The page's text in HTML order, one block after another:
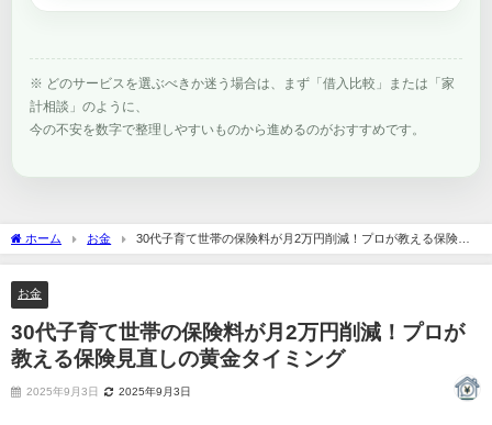
※ どのサービスを選ぶべきか迷う場合は、まず「借入比較」または「家
計相談」のように、
今の不安を数字で整理しやすいものから進めるのがおすすめです。
ホーム お金
30代子育て世帯の保険料が月2万円削減！プロが教える保険見
直しの黄金タイミング
お金
30代子育て世帯の保険料が月2万円削減！プロが
教える保険見直しの黄金タイミング
2025年9月3日 2025年9月3日